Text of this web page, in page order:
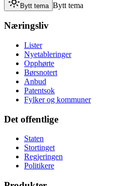
Bytt tema Bytt tema
Næringsliv
Lister
Nyetableringer
Opphørte
Børsnotert
Anbud
Patentsok
Fylker og kommuner
Det offentlige
Staten
Stortinget
Regjeringen
Politikere